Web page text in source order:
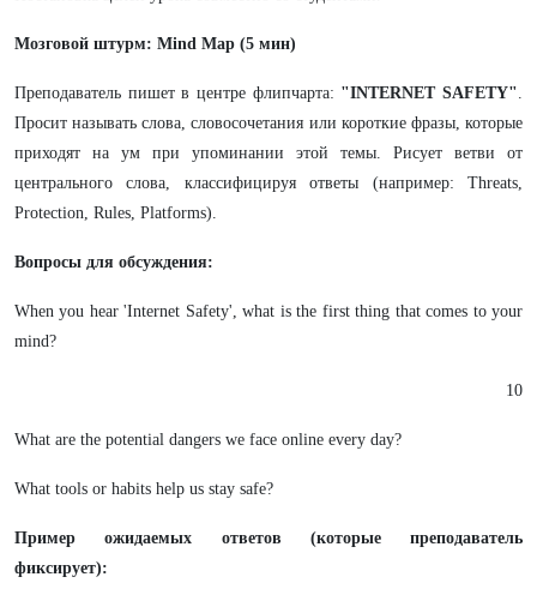
Мозговой штурм: Mind Map (5 мин)
Преподаватель пишет в центре флипчарта: "INTERNET SAFETY".
Просит называть слова, словосочетания или короткие фразы, которые
приходят на ум при упоминании этой темы. Рисует ветви от
центрального слова, классифицируя ответы (например: Threats,
Protection, Rules, Platforms).
Вопросы для обсуждения:
When you hear 'Internet Safety', what is the first thing that comes to your
mind?
10
What are the potential dangers we face online every day?
What tools or habits help us stay safe?
Пример ожидаемых ответов (которые преподаватель
фиксирует):